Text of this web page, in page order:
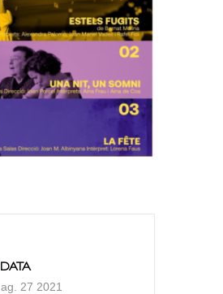
DATA
ag. 27 2021